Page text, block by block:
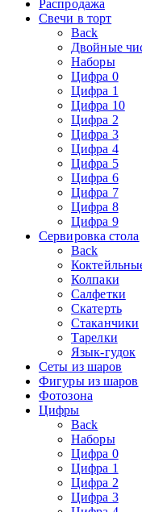
Распродажа
Свечи в торт
Back
Двойные
Наборы
Цифра 0
Цифра 1
Цифра 10
Цифра 2
Цифра 3
Цифра 4
Цифра 5
Цифра 6
Цифра 7
Цифра 8
Цифра 9
Сервировка стола
Back
Колпаки
Салфетки
Скатерть
Стаканчики
Тарелки
Язык-гудок
Сеты из шаров
Фигуры из шаров
Фотозона
Цифры
Back
Наборы
Цифра 0
Цифра 1
Цифра 2
Цифра 3